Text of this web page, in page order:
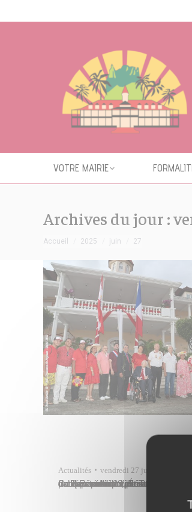
VOTRE MAIRIE
Archives du jour :
Vous êtes ici :
Accueil 2025 juin 27
Actualités vendredi 27 juin
Ce dimanche 29 juin 2025, les jardins de la mairie de Papeete ont vibré au rythme des chants et des danses traditionnelles à l’occasion du 41e anniversaire de l’autonomie de la Polynésie française. Autour de Tavana Michel Buillard, hôte de cette cérémonie, de nombreuses personnalités publiques étaient présentes : le haut-commissaire de la République, Éric…